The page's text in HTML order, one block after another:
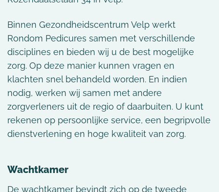
Binnen Gezondheidscentrum Velp werkt
Rondom Pedicures samen met verschillende
disciplines en bieden wij u de best mogelijke
zorg. Op deze manier kunnen vragen en
klachten snel behandeld worden. En indien
nodig, werken wij samen met andere
zorgverleners uit de regio of daarbuiten. U kunt
rekenen op persoonlijke service, een begripvolle
dienstverlening en hoge kwaliteit van zorg.
Wachtkamer
De wachtkamer bevindt zich op de tweede